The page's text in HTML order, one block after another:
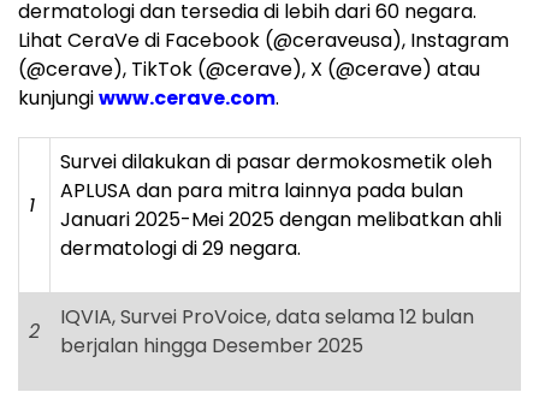
dermatologi dan tersedia di lebih dari 60 negara.
Lihat CeraVe di Facebook (@ceraveusa), Instagram
(@cerave), TikTok (@cerave), X (@cerave) atau
kunjungiwww.cerave.com.
1
Survei dilakukan di pasar dermokosmetik oleh
APLUSA dan para mitra lainnya pada bulan
Januari 2025-Mei 2025 dengan melibatkan ahli
dermatologi di 29 negara.
2
IQVIA, Survei ProVoice, data selama 12 bulan
berjalan hingga Desember 2025